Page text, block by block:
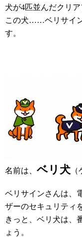
犬が4匹並んだクリア
この犬……ベリサイ
す。
名前は、 ベリ犬
ベリサインさんは、
ザーのセキュリティ
きっと、ベリ犬は、
ょう。